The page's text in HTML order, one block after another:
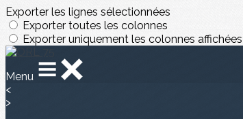
Exporter les lignes sélectionnées
Exporter toutes les colonnes
Exporter uniquement les colonnes affichées
Menu
<
>